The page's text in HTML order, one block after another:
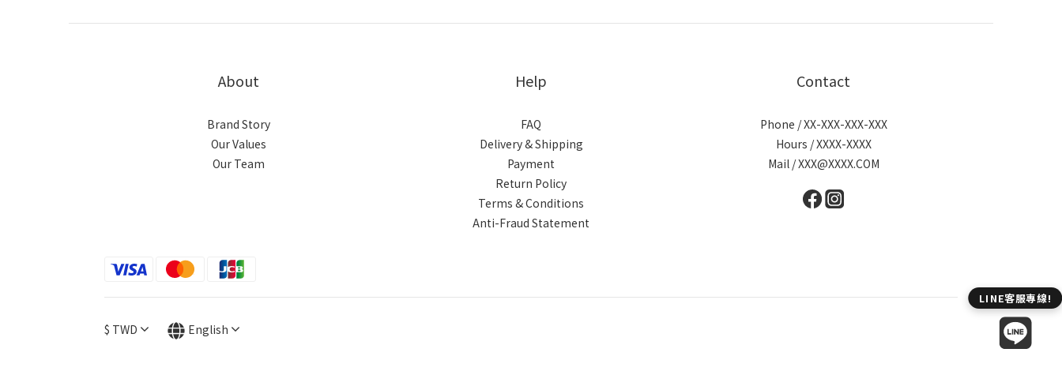
About
Brand Story
Our Values
Our Team
Help
FAQ
Delivery & Shipping
Payment
Return Policy
Terms & Conditions
Anti-Fraud Statement
Contact
Phone / XX-XXX-XXX-XXX
Hours / XXXX-XXXX
Mail / XXX@XXXX.COM
$ TWD English